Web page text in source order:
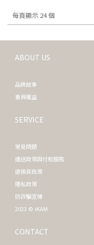
每頁顯示 24 個
ABOUT US
品牌故事
會員權益
SERVICE
常見問題
運送政策與付款服務
退換貨政策
隱私政策
防詐騙宣傳
2023 © iKAM
CONTACT